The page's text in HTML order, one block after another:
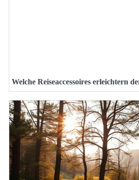
Welche Reiseaccessoires erleichtern